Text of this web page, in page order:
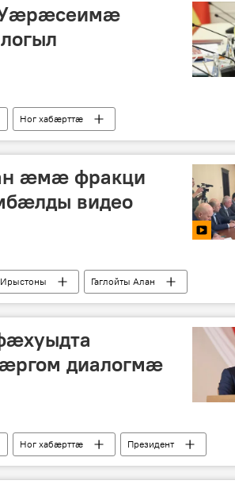
Уæрæсеимæ
Ног хабӕрттӕ
æмæ фракци
видео
Ирыстоны Гаглойты Алан
диалогмæ
Ног хабӕрттӕ Президент